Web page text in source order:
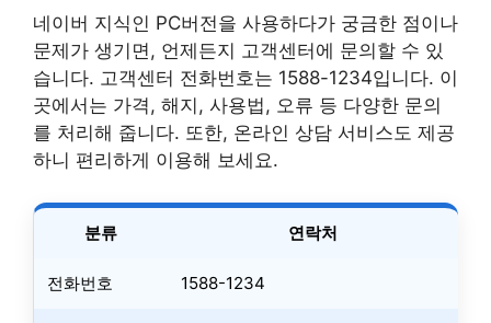
네이버 지식인 PC버전을 사용하다가 궁금한 점이나
문제가 생기면, 언제든지 고객센터에 문의할 수 있
습니다. 고객센터 전화번호는 1588-1234입니다. 이
곳에서는 가격, 해지, 사용법, 오류 등 다양한 문의
를 처리해 줍니다. 또한, 온라인 상담 서비스도 제공
하니 편리하게 이용해 보세요.
분류 연락처
전화번호 1588-1234